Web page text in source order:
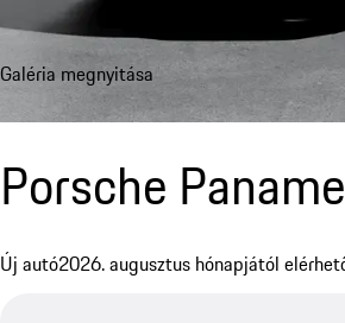
Galéria megnyitása
Porsche
Új autó2026. augusztus hónapjától